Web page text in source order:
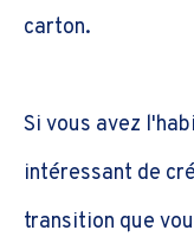
carton.
Si vous avez
intéressant de
transition que